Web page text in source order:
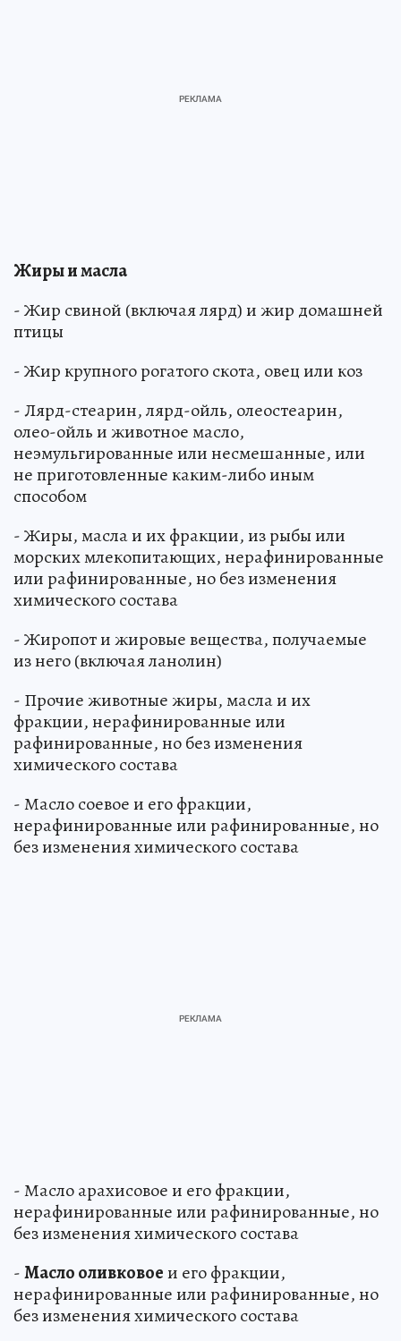
Жиры и масла
- Жир свиной (включая лярд) и жир домашней
птицы
- Жир крупного рогатого скота, овец или коз
- Лярд-стеарин, лярд-ойль, олеостеарин,
олео-ойль и животное масло,
неэмульгированные или несмешанные, или
не приготовленные каким-либо иным
способом
- Жиры, масла и их фракции, из рыбы или
морских млекопитающих, нерафинированные
или рафинированные, но без изменения
химического состава
- Жиропот и жировые вещества, получаемые
из него (включая ланолин)
- Прочие животные жиры, масла и их
фракции, нерафинированные или
рафинированные, но без изменения
химического состава
- Масло соевое и его фракции,
нерафинированные или рафинированные, но
без изменения химического состава
- Масло арахисовое и его фракции,
нерафинированные или рафинированные, но
без изменения химического состава
-Масло оливковоеи его фракции,
нерафинированные или рафинированные, но
без изменения химического состава